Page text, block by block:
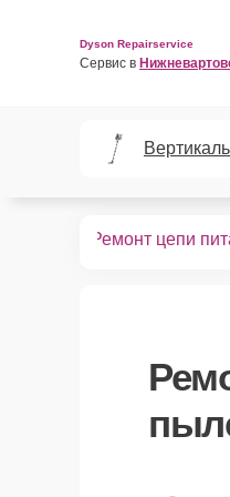
Dyson Repairservice
Сервис в
Ремонт цепи